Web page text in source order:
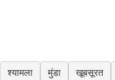
श्यामला मुंडा खूबसूरत